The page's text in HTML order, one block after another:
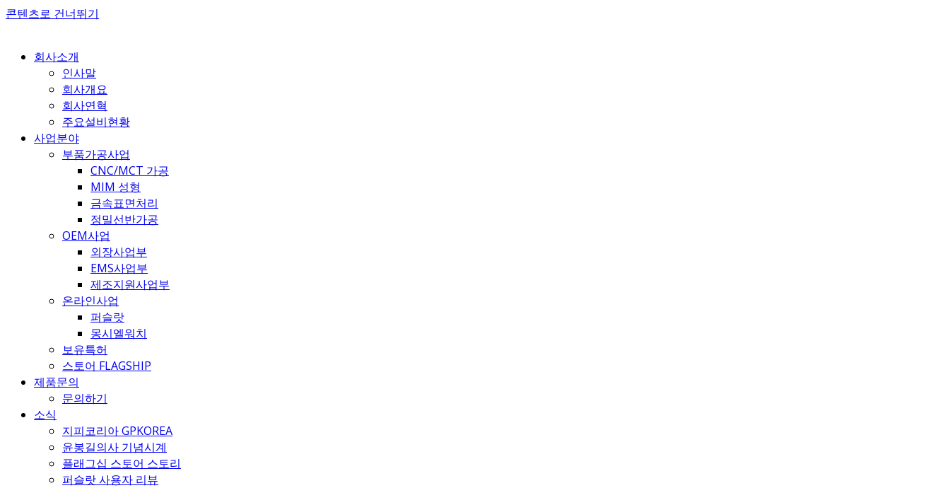
콘텐츠로 건너뛰기
회사소개
인사말
회사개요
회사연혁
주요설비현황
사업분야
부품가공사업
CNC/MCT 가공
MIM 성형
금속표면처리
정밀선반가공
OEM사업
외장사업부
EMS사업부
제조지원사업부
온라인사업
퍼슬랏
몽시엘워치
보유특허
스토어 FLAGSHIP
제품문의
문의하기
소식
지피코리아 GPKOREA
윤봉길의사 기념시계
플래그십 스토어 스토리
퍼슬랏 사용자 리뷰